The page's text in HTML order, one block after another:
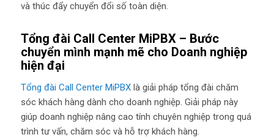
và thúc đẩy chuyển đổi số toàn diện.
Tổng đài Call Center MiPBX – Bước
chuyển mình mạnh mẽ cho Doanh nghiệp
hiện đại
Tổng đài Call Center MiPBXlà giải pháp tổng đài chăm
sóc khách hàng dành cho doanh nghiệp. Giải pháp này
giúp doanh nghiệp nâng cao tính chuyên nghiệp trong quá
trình tư vấn, chăm sóc và hỗ trợ khách hàng.